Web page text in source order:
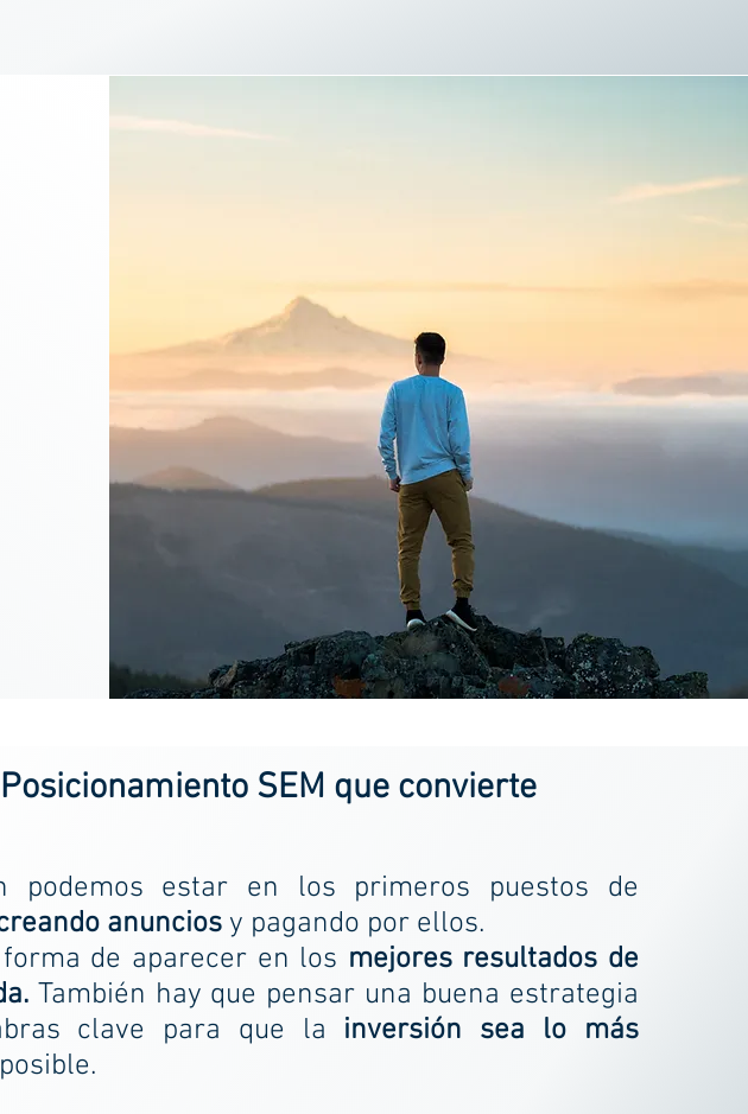
Posicionamiento SEM que convierte
podemos estar en los primeros puestos de
anunciosy pagando por ellos.
de aparecer en los mejores resultados de
También hay que pensar una buena estrategia
clave para que la inversión sea lo más
posible.